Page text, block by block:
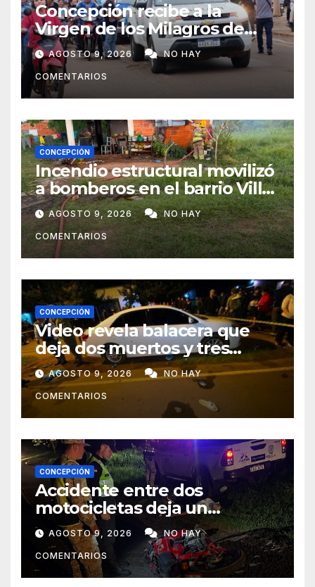
Concepción recibe a la
Virgen de los Milagros de
Caacupé
AGOSTO 9, 2026 NO HAY
COMENTARIOS
CONCEPCIÓN
Incendio estructural movilizó
a bomberos en el barrio Villa
Alta
AGOSTO 9, 2026 NO HAY
COMENTARIOS
CONCEPCIÓN
Video revela balacera que
deja dos muertos y tres
heridos en Tava’ i, Caazapá
AGOSTO 9, 2026 NO HAY
COMENTARIOS
CONCEPCIÓN
Accidente entre dos
motocicletas deja un
fallecido y dos heridos en Yby
Yaú
AGOSTO 9, 2026 NO HAY
COMENTARIOS